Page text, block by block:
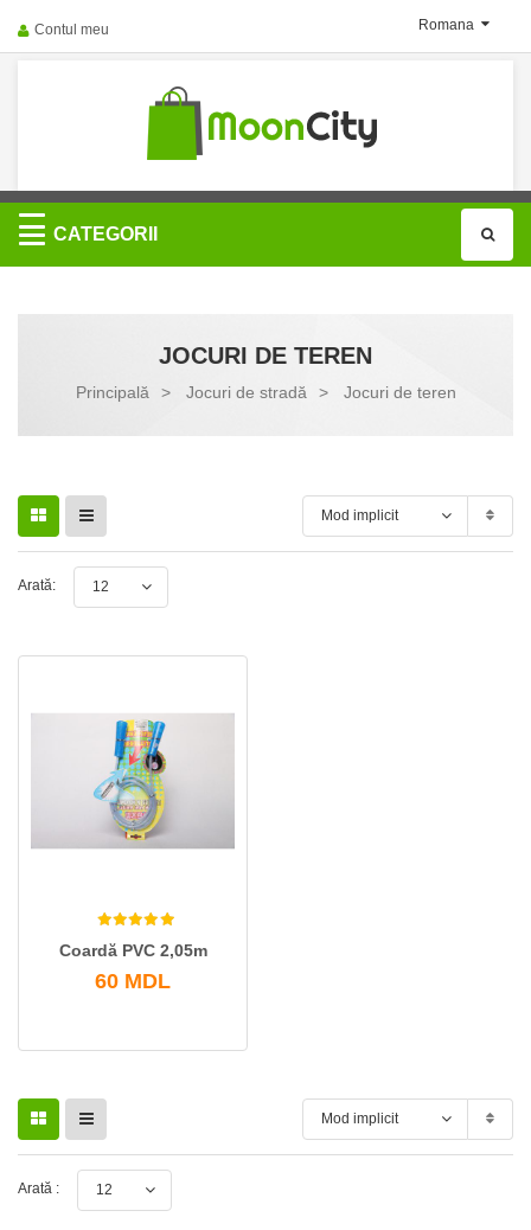
Romana
Contul meu
Categorii
CATEGORII
JOCURI DE TEREN
Principală > Jocuri de stradă > Jocuri de teren
Mod implicit
Arată: 12
Coardă PVC 2,05m
60 MDL
Mod implicit
Arată : 12